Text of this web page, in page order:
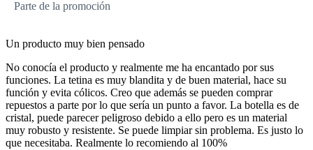
Parte de la promoción
Un producto muy bien pensado
No conocía el producto y realmente me ha encantado por sus
funciones. La tetina es muy blandita y de buen material, hace su
función y evita cólicos. Creo que además se pueden comprar
repuestos a parte por lo que sería un punto a favor. La botella es de
cristal, puede parecer peligroso debido a ello pero es un material
muy robusto y resistente. Se puede limpiar sin problema. Es justo lo
que necesitaba. Realmente lo recomiendo al 100%